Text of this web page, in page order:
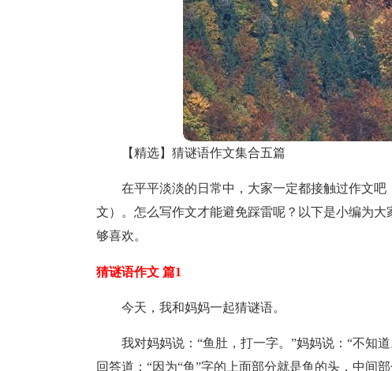
【精选】猜谜语作文集合五篇
在平平淡淡的日常中，大家一定都接触过作文
文）。怎么写作文才能避免踩雷呢？以下是小编为
够喜欢。
猜谜语作文 篇1
今天，我和妈妈一起猜谜语。
我对妈妈说：“鱼肚，打一字。”妈妈说：“不知
回答道：“因为“鱼”字的上面部分就是鱼的头，中间